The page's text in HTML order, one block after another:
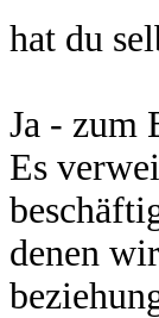
hat du
Ja - zum
Es
denen